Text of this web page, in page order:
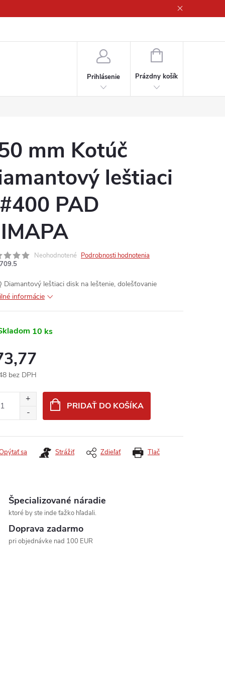
Prihlásenie
NÁKUPNÝ
Prázdny košík
mm Kotúč
leštiaci
PAD
Neohodnotené Podrobnosti hodnotenia
709.5
Diamantový leštiaci disk na leštenie, dolešťovanie
informácie
10 ks
bez DPH
PRIDAŤ DO KOŠÍKA
Tlač
sa Strážiť Zdieľať
Špecializované náradie
ktoré by ste inde ťažko hľadali.
Doprava zadarmo
pri objednávke nad 100 EUR